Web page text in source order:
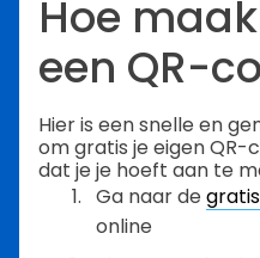
Hoe
een QR-
Hier is een snelle en
om gratis je eigen
dat je je hoeft aan te
Ga naar de
online